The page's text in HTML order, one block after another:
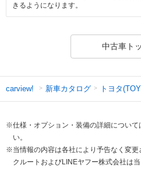
きるようになります。
中古車ト
carview! 新車カタログ トヨタ
※仕様・オプション・装備の詳細について
い。
※当情報の内容は各社により予告なく変更
クルートおよびLINEヤフー株式会社は